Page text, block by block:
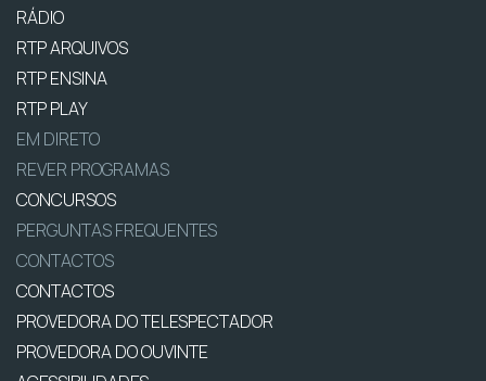
RÁDIO
RTP ARQUIVOS
RTP ENSINA
RTP PLAY
EM DIRETO
REVER PROGRAMAS
CONCURSOS
PERGUNTAS FREQUENTES
CONTACTOS
CONTACTOS
PROVEDORA DO TELESPECTADOR
PROVEDORA DO OUVINTE